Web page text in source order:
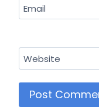
Email
Website